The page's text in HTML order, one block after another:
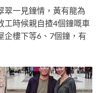
翠一見鐘情，黃有龍為
工時候親自揸4個鐘嘅車
企樓下等6、7個鐘，有